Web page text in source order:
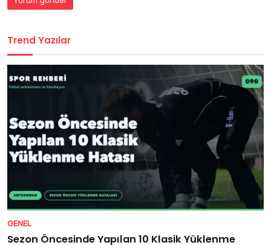
Trend Yazılar
GENEL
Sezon Öncesinde Yapılan 10 Klasik Yüklenme